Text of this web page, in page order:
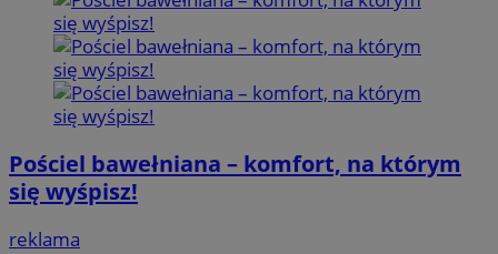
Pościel bawełniana – komfort, na którym
się wyśpisz!
reklama